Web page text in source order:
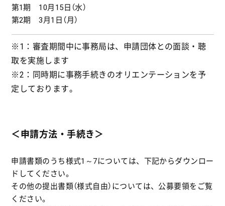
第1期 10月15日（水）
第2期 3月1日（月）
※1：審査期間中に事務局は、申請団体との面談・聴
取を実施します
※2：同時期に事務手続きのオリエンテーションを予
定しております。
＜申請方法・手続き＞
申請書類のうち様式1～7については、下記からダウンロー
ドしてください。
その他の提出書類（様式自由）については、公募要領をご覧
ください。